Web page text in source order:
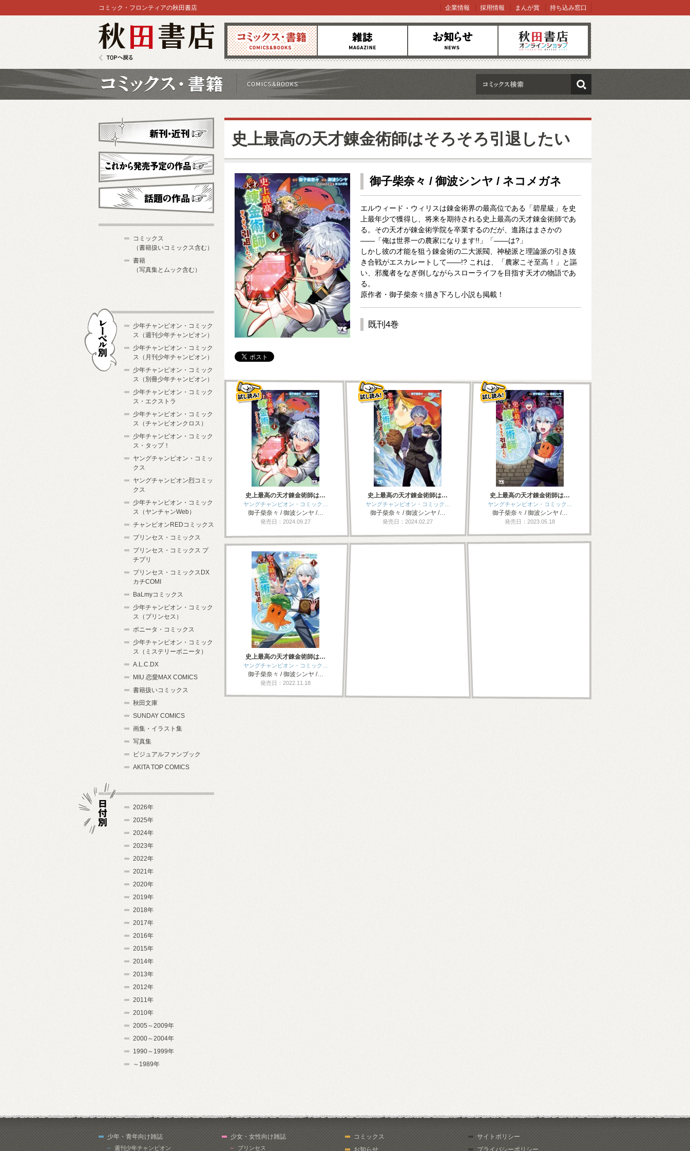
コミックス 雑誌 お知らせ オンラインショップ
コミック・フロンティアの秋田書店 企業情報 採用情報 まんが賞 持ち込み窓口
検索
史上最高の天才錬金術師はそろそろ引退したい
御子柴奈々 / 御波シンヤ / ネコメガネ
エルウィード・ウィリスは錬金術界の最高位である「碧星級」を史
上最年少で獲得し、将来を期待される史上最高の天才錬金術師であ
る。その天才が錬金術学院を卒業するのだが、進路はまさかの
――「俺は世界一の農家になります!!」「――は?」
しかし彼の才能を狙う錬金術の二大派閥、神秘派と理論派の引き抜
き合戦がエスカレートして――!? これは、「農家こそ至高！」と謳
い、邪魔者をなぎ倒しながらスローライフを目指す天才の物語であ
る。
原作者・御子柴奈々描き下ろし小説も掲載！
既刊4巻
史上最高の天才錬金術師は…
ヤングチャンピオン・コミック…
御子柴奈々 / 御波シンヤ /…
発売日：2024.09.27
史上最高の天才錬金術師は…
ヤングチャンピオン・コミック…
御子柴奈々 / 御波シンヤ /…
発売日：2024.02.27
史上最高の天才錬金術師は…
ヤングチャンピオン・コミック…
御子柴奈々 / 御波シンヤ /…
発売日：2023.05.18
史上最高の天才錬金術師は…
ヤングチャンピオン・コミック…
御子柴奈々 / 御波シンヤ /…
発売日：2022.11.18
新刊・近刊
これから発売予定
コミックス
（書籍扱いコミックス含む）
書籍
（写真集とムック含む）
少年チャンピオン・コミック
ス（週刊少年チャンピオン）
少年チャンピオン・コミック
ス（月刊少年チャンピオン）
少年チャンピオン・コミック
ス（別冊少年チャンピオン）
少年チャンピオン・コミック
ス・エクストラ
少年チャンピオン・コミック
ス（チャンピオンクロス）
少年チャンピオン・コミック
ス・タップ！
ヤングチャンピオン・コミッ
クス
ヤングチャンピオン烈コミッ
クス
少年チャンピオン・コミック
ス（ヤンチャンWeb）
チャンピオンREDコミックス
プリンセス・コミックス
プリンセス・コミックス プ
チプリ
プリンセス・コミックスDX
カチCOMI
BaLmyコミックス
少年チャンピオン・コミック
ス（プリンセス）
ボニータ・コミックス
少年チャンピオン・コミック
ス（ミステリーボニータ）
A.L.C.DX
MIU 恋愛MAX COMICS
書籍扱いコミックス
秋田文庫
SUNDAY COMICS
画集・イラスト集
写真集
ビジュアルファンブック
AKITA TOP COMICS
2026年
2025年
2024年
2023年
2022年
2021年
2020年
2019年
2018年
2017年
2016年
2015年
2014年
2013年
2012年
2011年
2010年
2005～2009年
2000～2004年
1990～1999年
～1989年
少年・青年向け雑誌
週刊少年チャンピオン
少女・女性向け雑誌
プリンセス
コミックス
お知らせ
サイトポリシー
プライバシーポリシー